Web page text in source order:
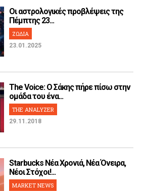
Οι αστρολογικές προβλέψεις της
Πέμπτης 23...
ΖΩΔΙΑ
23.01.2025
The Voice: Ο Σάκης πήρε πίσω στην
ομάδα του ένα...
THE ANALYZER
29.11.2018
Starbucks Νέα Χρονιά, Νέα Όνειρα,
Νέοι Στόχοι!...
MARKET NEWS